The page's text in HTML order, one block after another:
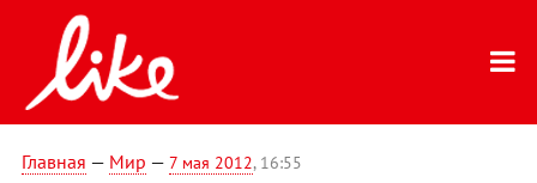
Главная — Мир — 7 мая 2012, 16:55